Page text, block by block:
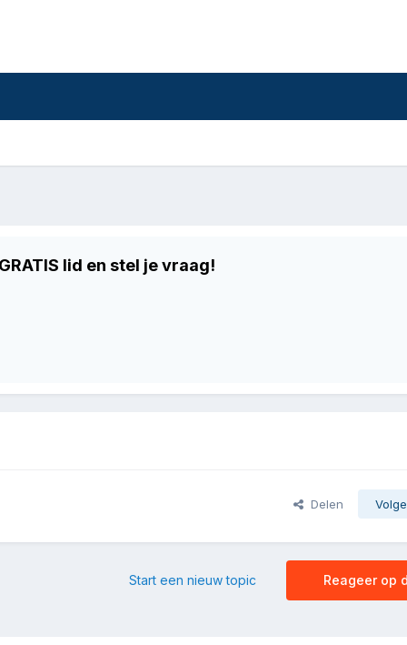
lid en stel je vraag!
Delen
Reageer op
Start een nieuw topic